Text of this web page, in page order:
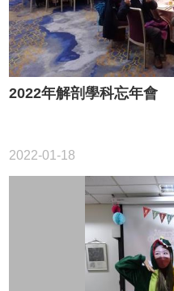
2022年解剖學科忘年會
2022-01-18